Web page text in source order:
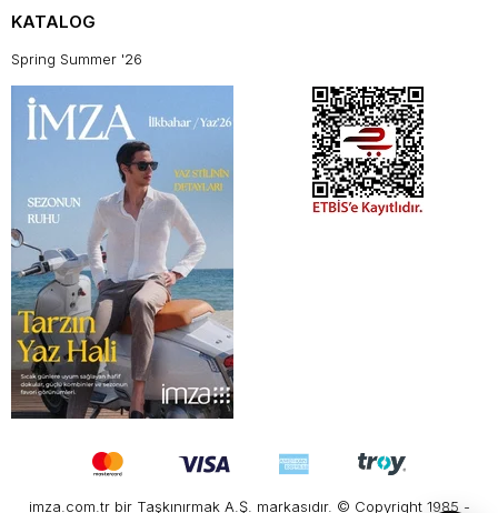
KATALOG
Spring Summer '26
imza.com.tr bir Taşkınırmak A.Ş. markasıdır. © Copyright 1985 -